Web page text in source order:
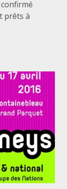
prêts à